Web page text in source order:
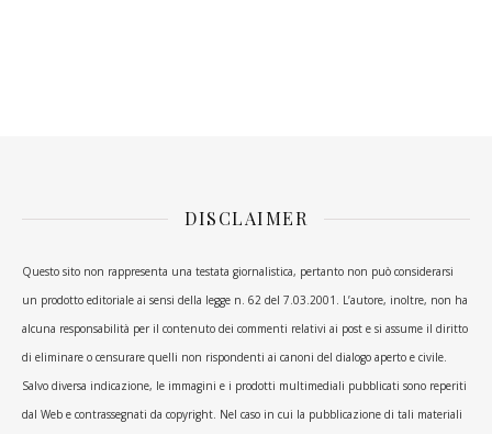
DISCLAIMER
Questo sito non rappresenta una testata giornalistica, pertanto non può considerarsi
un prodotto editoriale ai sensi della legge n. 62 del 7.03.2001. L’autore, inoltre, non ha
alcuna responsabilità per il contenuto dei commenti relativi ai post e si assume il diritto
di eliminare o censurare quelli non rispondenti ai canoni del dialogo aperto e civile.
Salvo diversa indicazione, le immagini e i prodotti multimediali pubblicati sono reperiti
dal Web e contrassegnati da copyright. Nel caso in cui la pubblicazione di tali materiali